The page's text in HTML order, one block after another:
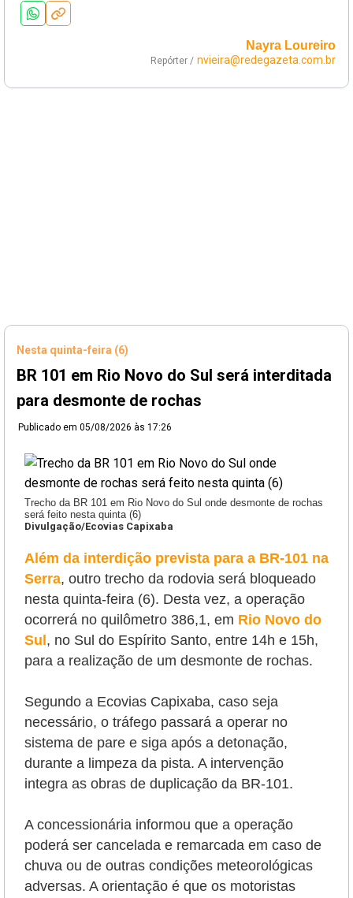
Nayra Loureiro
Repórter / nvieira@redegazeta.com.br
Nesta quinta-feira (6)
BR 101 em Rio Novo do Sul será interditada
para desmonte de rochas
Publicado em 05/08/2026 às 17:26
Trecho da BR 101 em Rio Novo do Sul onde desmonte de rochas
será feito nesta quinta (6)
Divulgação/Ecovias Capixaba
Além da interdição prevista para a BR-101 na
Serra, outro trecho da rodovia será bloqueado
nesta quinta-feira (6). Desta vez, a operação
ocorrerá no quilômetro 386,1, em Rio Novo do
Sul , no Sul do Espírito Santo, entre 14h e 15h,
para a realização de um desmonte de rochas.
Segundo a Ecovias Capixaba, caso seja
necessário, o tráfego passará a operar no
sistema de pare e siga após a detonação,
durante a limpeza da pista. A intervenção
integra as obras de duplicação da BR-101.
A concessionária informou que a operação
poderá ser cancelada e remarcada em caso de
chuva ou de outras condições meteorológicas
adversas. A orientação é que os motoristas